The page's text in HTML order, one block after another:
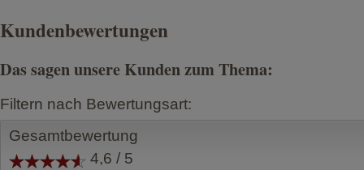
Kundenbewertungen
Das sagen unsere Kunden zum Thema:
Filtern nach Bewertungsart:
Gesamtbewertung
4,6 / 5